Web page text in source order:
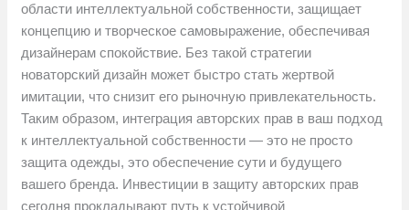
области интеллектуальной собственности, защищает
концепцию и творческое самовыражение, обеспечивая
дизайнерам спокойствие. Без такой стратегии
новаторский дизайн может быстро стать жертвой
имитации, что снизит его рыночную привлекательность.
Таким образом, интеграция авторских прав в ваш подход
к интеллектуальной собственности — это не просто
защита одежды, это обеспечение сути и будущего
вашего бренда. Инвестиции в защиту авторских прав
сегодня прокладывают путь к устойчивой